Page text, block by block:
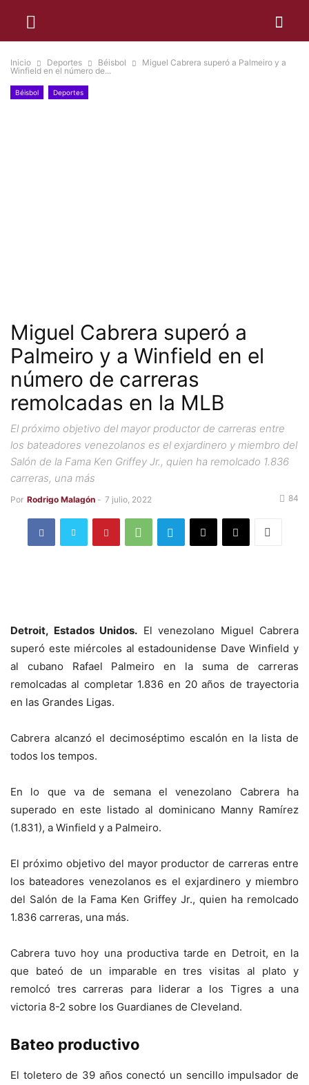
Inicio Deportes Béisbol
Miguel Cabrera superó a Palmeiro y a
Winfield en el número de...
Béisbol Deportes
Miguel Cabrera superó a
Palmeiro y a Winfield en el
número de carreras
remolcadas en la MLB
El próximo objetivo del mayor productor de carreras entre
los bateadores venezolanos es el exjardinero y miembro del
Salón de la Fama Ken Griffey Jr., quien ha remolcado 1.836
carreras, una más
Por Rodrigo Malagón - 7 julio, 2022 84
Detroit, Estados Unidos. El venezolano Miguel Cabrera
superó este miércoles al estadounidense Dave Winfield y
al cubano Rafael Palmeiro en la suma de carreras
remolcadas al completar 1.836 en 20 años de trayectoria
en las Grandes Ligas.
Cabrera alcanzó el decimoséptimo escalón en la lista de
todos los tempos.
En lo que va de semana el venezolano Cabrera ha
superado en este listado al dominicano Manny Ramírez
(1.831), a Winfield y a Palmeiro.
El próximo objetivo del mayor productor de carreras entre
los bateadores venezolanos es el exjardinero y miembro
del Salón de la Fama Ken Griffey Jr., quien ha remolcado
1.836 carreras, una más.
Cabrera tuvo hoy una productiva tarde en Detroit, en la
que bateó de un imparable en tres visitas al plato y
remolcó tres carreras para liderar a los Tigres a una
victoria 8-2 sobre los Guardianes de Cleveland.
Bateo productivo
El toletero de 39 años conectó un sencillo impulsador de